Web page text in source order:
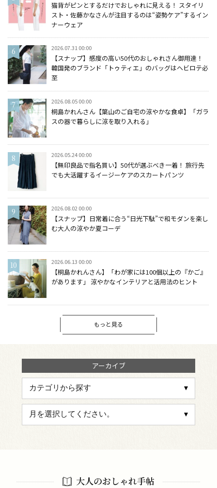
猫背がピンとするだけでおしゃれに見える！ スタイリ
スト・佐藤かなさんが注目するのは“姿勢ケア”するイン
ナーウェア
2026.07.31 00:00
【スナップ】感度の高い50代のおしゃれさん御用達！
韓国発のブランド「トゥティエ」のバッグはヘビロテ必
至
2026.08.05 00:00
桐島かれんさん【葉山のご自宅の涼やかな食卓】「ガラ
スの器で暮らしに涼を取り入れる」
2026.05.24 00:00
【無印良品で指名買い】50代が選ぶべき一着！ 旅行先
でも大活躍するイージーケアのスカートパンツ
2026.08.02 00:00
【スナップ】日常着に合う“日光下駄”で和モダンを楽し
む大人の涼やか夏コーデ
2026.06.13 00:00
【桐島かれんさん】「わが家には100個以上の『かご』
があります」 涼やかなインテリアと活用法のヒント
もっと見る
アーカイブ
大人のおしゃれ手帖